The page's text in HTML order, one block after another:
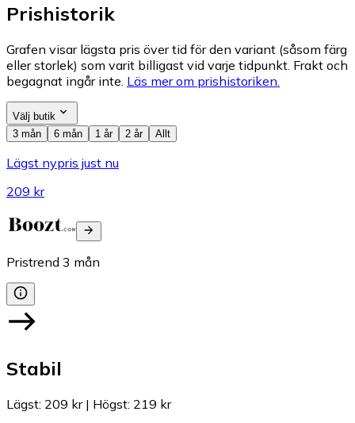
Prishistorik
Grafen visar lägsta pris över tid för den variant (såsom färg
eller storlek) som varit billigast vid varje tidpunkt. Frakt och
begagnat ingår inte. Läs mer om prishistoriken.
Välj butik
3 mån
6 mån 1 år 2 år Allt
Lägst nypris just nu
209 kr
Pristrend 3 mån
Stabil
Lägst: 209 kr| Högst: 219 kr